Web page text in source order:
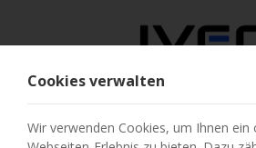
Cookies verwalten
Wir verwenden Cookies, um Ihnen ein